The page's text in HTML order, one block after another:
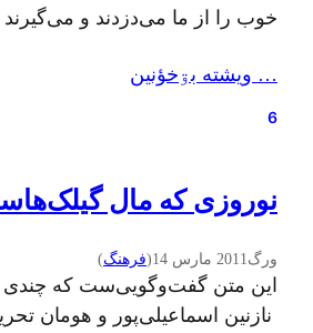
خوب را از ما می‌دزدند و می‌گیرند
دختر زیباروی دم‌بخت‌شان نمی‌برند!
و اسمش را نبردن، از یادآوری به
… ويشته بۊخؤنين
6
نوروزی که مال
ورگ2011 مارس 14 (فرهنگ)
این متن گفت‌وگویی‌ست که چندی
نازنین اسماعیلی‌‌پور و هومان